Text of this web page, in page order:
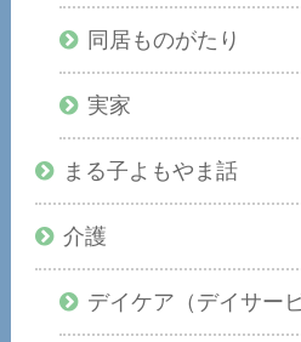
同居ものがたり
実家
まる子よもやま話
介護
デイケア（デイサー